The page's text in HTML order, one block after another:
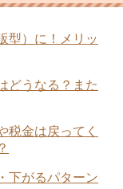
型）に！メリッ
どうなる？また
税金は戻ってく
下がるパターン